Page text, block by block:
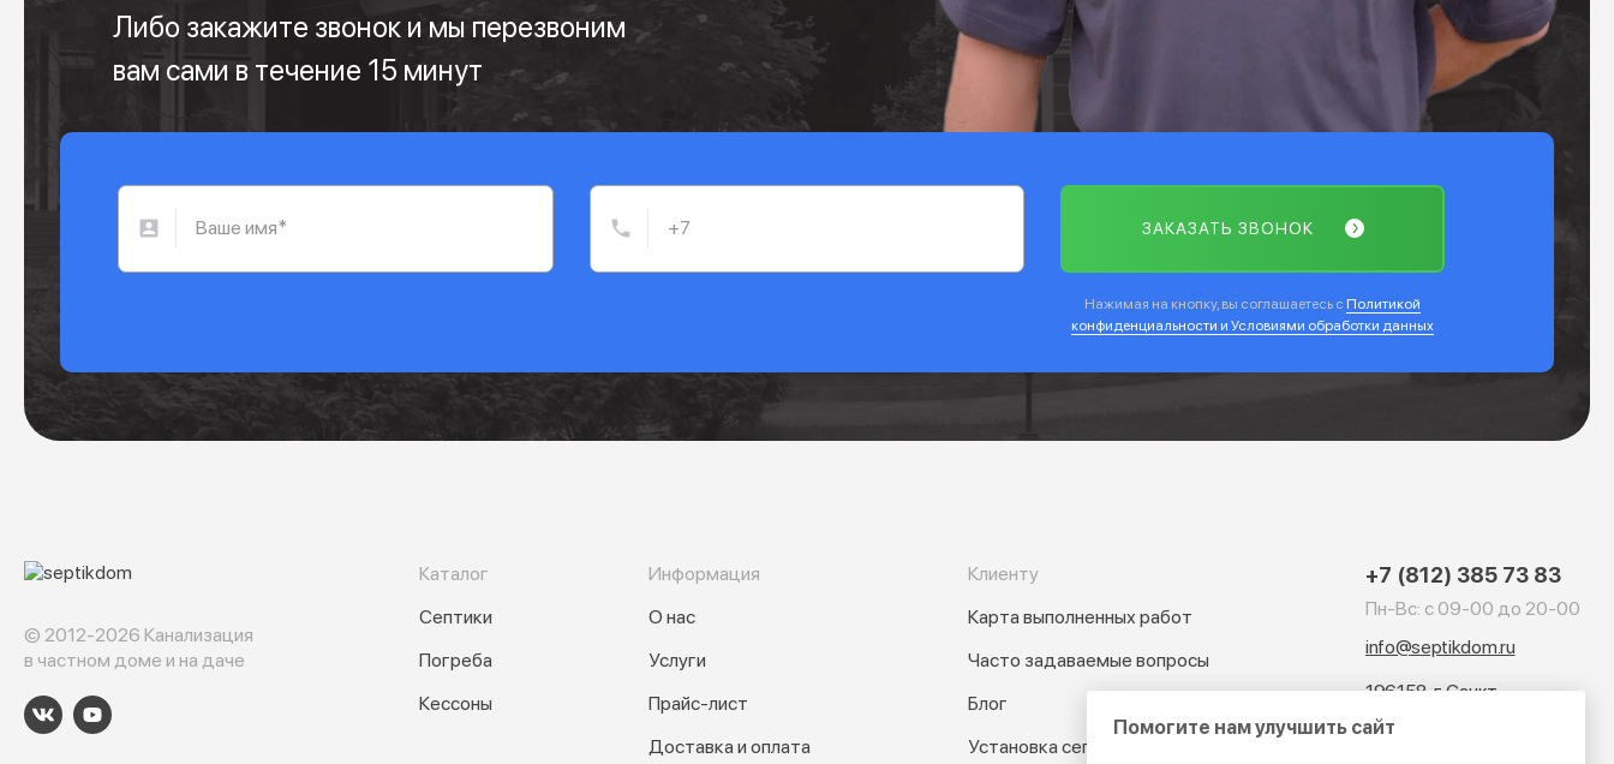
Либо закажите звонок и мы перезвоним
вам сами в течение 15 минут
ЗАКАЗАТЬ ЗВОНОК
Нажимая на кнопку, вы соглашаетесь с Политикой
конфиденциальности и Условиями обработки данных
© 2012-2026 Канализация
в частном доме и на даче
Каталог
Септики
Погреба
Кессоны
Информация
О нас
Услуги
Прайс-лист
Доставка и оплата
Клиенту
Карта выполненных работ
Часто задаваемые вопросы
Блог
Установка септиков
+7 (812) 385 73 83
Пн-Вс: с 09-00 до 20-00
info@septikdom.ru
196158, г. Санкт-
Петербург, ул. Ленсовета
97, ТРЦ "Континент", офис
Помогите нам улучшить сайт